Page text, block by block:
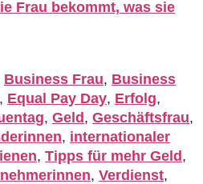
Frau bekommt, was sie
Business Frau, Business
, Equal Pay Day, Erfolg,
, Geld, Geschäftsfrau,
, internationaler
, Tipps für mehr Geld,
, Verdienst,